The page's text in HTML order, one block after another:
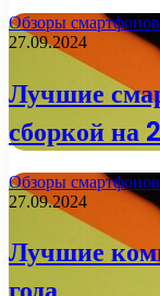
Обзоры смартфонов
27.09.2024
Лучшие
сборкой на
Обзоры смартфонов
27.09.2024
Лучшие